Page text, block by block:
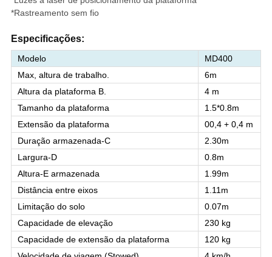
*Rastreamento sem fio
Especificações:
Modelo
MD400
Max, altura de trabalho.
6m
Altura da plataforma B.
4 m
Tamanho da plataforma
1.5*0.8m
Extensão da plataforma
00,4 + 0,4 m
Duração armazenada-C
2.30m
Largura-D
0.8m
Altura-E armazenada
1.99m
Distância entre eixos
1.11m
Limitação do solo
0.07m
Capacidade de elevação
230 kg
Capacidade de extensão da plataforma
120 kg